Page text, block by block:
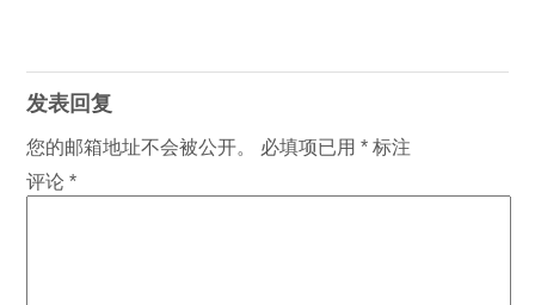
发表回复
您的邮箱地址不会被公开。 必填项已用* 标注
评论*